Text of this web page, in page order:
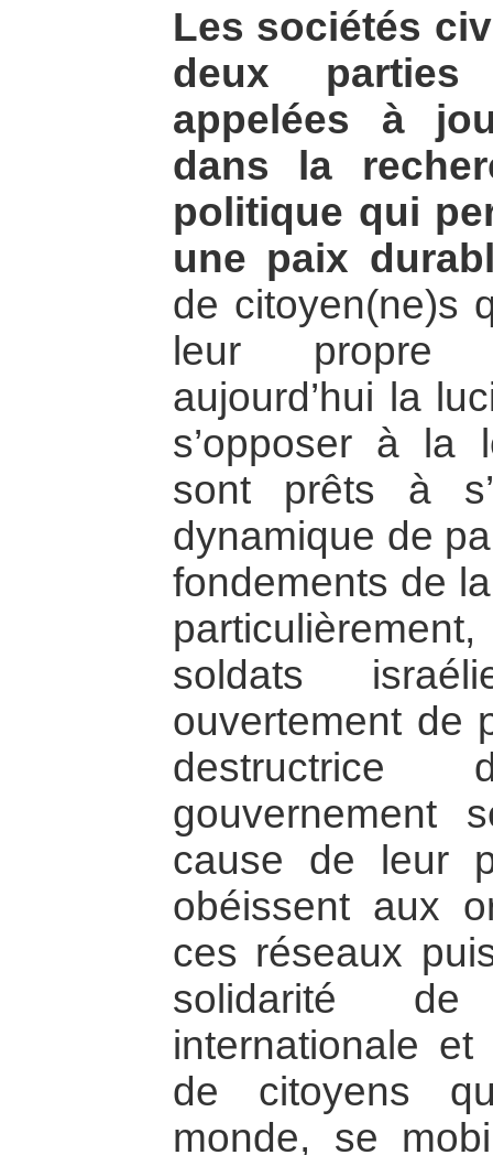
Les sociétés
deux
appelées à
dans la
politique qui
une paix
de citoyen(ne)s
leur propre
aujourd’hui la
s’opposer à la
sont prêts à
dynamique de
fondements de
soldats
ouvertement de
gouvernement
cause de leur
obéissent aux
ces réseaux
solidarité
internationale et
de citoyens
monde, se